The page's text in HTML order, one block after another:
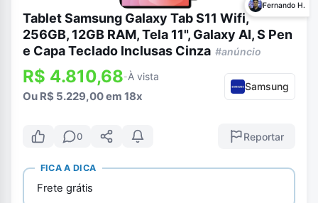
Fernando H.
Tablet Samsung Galaxy Tab S11 Wifi,
256GB, 12GB RAM, Tela 11", Galaxy AI, S Pen
e Capa Teclado Inclusas Cinza #anúncio
R$ 4.810,68-À vista
Ou R$ 5.229,00 em 18x
Samsung
0 Reportar
FICA A DICA
Frete grátis